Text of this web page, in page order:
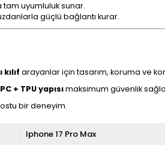
uyumluluk sunar.
güçlü bağlantı kurar.
arayanlar için tasarım, koruma ve
PC + TPU yapısımaksimum güvenlik
bir deneyim.
Iphone 17 Pro Max